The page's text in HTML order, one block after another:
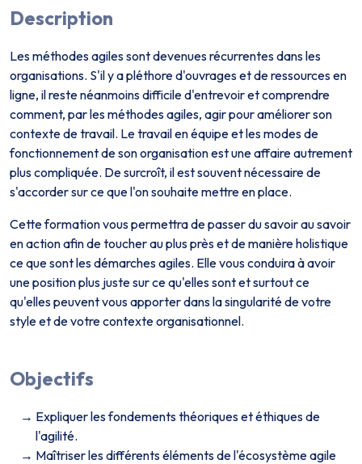
Description
Les méthodes agiles sont devenues récurrentes dans les
organisations. S'il y a pléthore d'ouvrages et de ressources en
ligne, il reste néanmoins difficile d'entrevoir et comprendre
comment, par les méthodes agiles, agir pour améliorer son
contexte de travail. Le travail en équipe et les modes de
fonctionnement de son organisation est une affaire autrement
plus compliquée. De surcroît, il est souvent nécessaire de
s'accorder sur ce que l'on souhaite mettre en place.
Cette formation vous permettra de passer du savoir au savoir
en action afin de toucher au plus près et de manière holistique
ce que sont les démarches agiles. Elle vous conduira à avoir
une position plus juste sur ce qu'elles sont et surtout ce
qu'elles peuvent vous apporter dans la singularité de votre
style et de votre contexte organisationnel.
Objectifs
Expliquer les fondements théoriques et éthiques de
l'agilité.
Maîtriser les différents éléments de l'écosystème agile